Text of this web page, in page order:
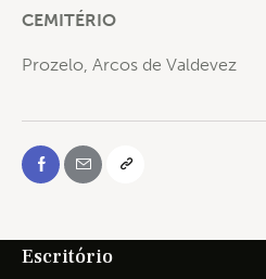
CEMITÉRIO
Prozelo, Arcos de Valdevez
Escritório